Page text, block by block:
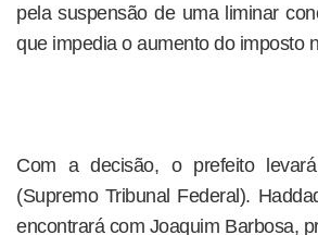
pela suspensão de uma liminar
que impedia o aumento do imposto
Com a decisão, o prefeito
(Supremo Tribunal Federal).
encontrará com Joaquim Barbosa,